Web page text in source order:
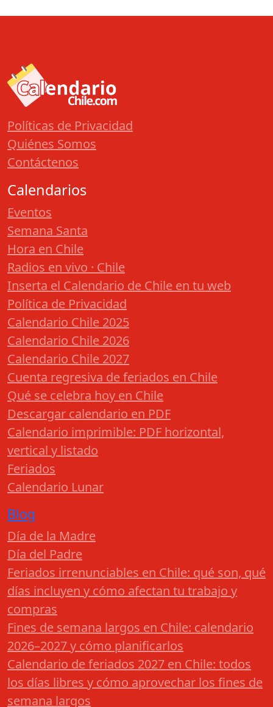
Políticas de Privacidad
Quiénes Somos
Contáctenos
Calendarios
Eventos
Semana Santa
Hora en Chile
Radios en vivo · Chile
Inserta el Calendario de Chile en tu web
Política de Privacidad
Calendario Chile 2025
Calendario Chile 2026
Calendario Chile 2027
Cuenta regresiva de feriados en Chile
Qué se celebra hoy en Chile
Descargar calendario en PDF
Calendario imprimible: PDF horizontal,
vertical y listado
Feriados
Calendario Lunar
Blog
Día de la Madre
Día del Padre
Feriados irrenunciables en Chile: qué son, qué
días incluyen y cómo afectan tu trabajo y
compras
Fines de semana largos en Chile: calendario
2026–2027 y cómo planificarlos
Calendario de feriados 2027 en Chile: todos
los días libres y cómo aprovechar los fines de
semana largos